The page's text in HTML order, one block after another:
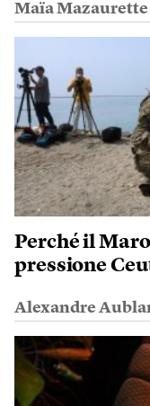
Maïa Mazaurette
Perché il
pressione
Alexandre